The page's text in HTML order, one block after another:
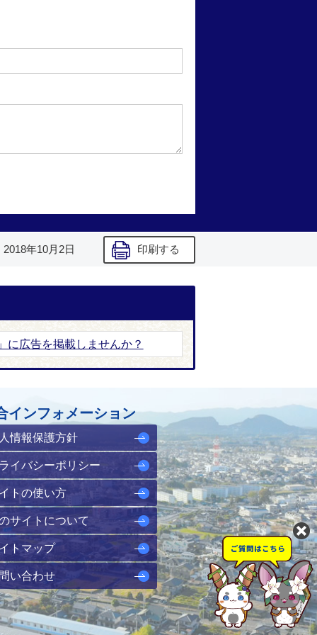
2018年10月2日 印刷する
に広告を掲載しませんか？
インフォメーション
情報保護方針
イバシーポリシー
トの使い方
サイトについて
トマップ
い合わせ